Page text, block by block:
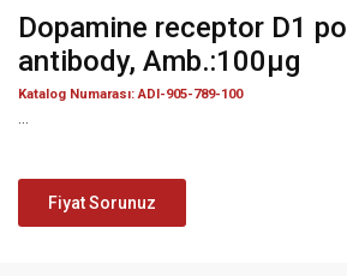
Dopamine receptor D1
antibody, Amb.:100µg
Katalog Numarası: ADI-905-789-100
Fiyat Sorunuz